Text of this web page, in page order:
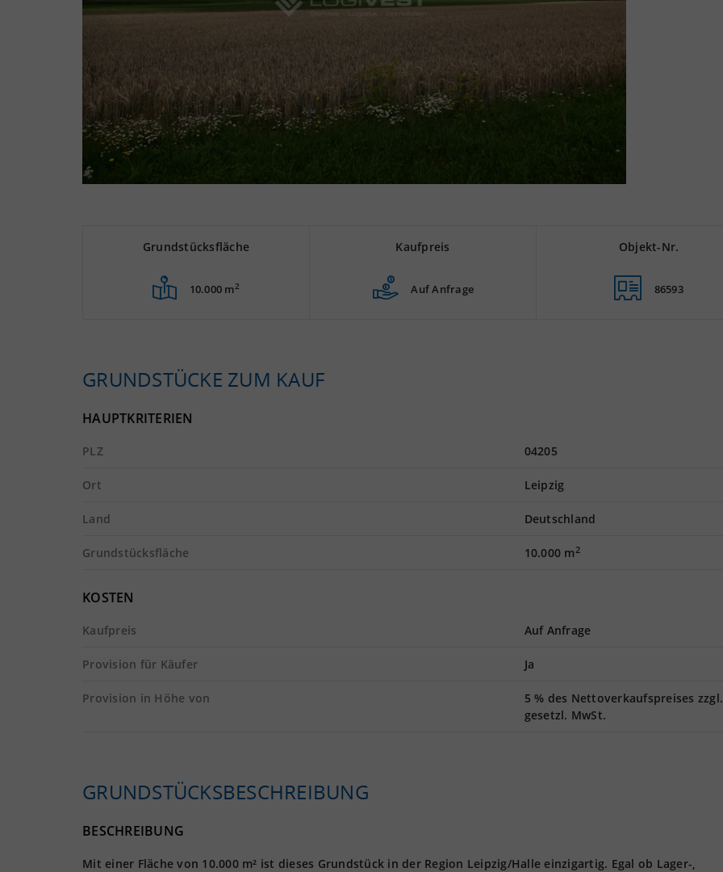
Grundstücksfläche
10.000 m2
Kaufpreis
Auf Anfrage
Objekt-Nr.
86593
GRUNDSTÜCKE ZUM KAUF
HAUPTKRITERIEN
PLZ 04205
Ort Leipzig
Land Deutschland
Grundstücksfläche 10.000 m2
KOSTEN
Kaufpreis Auf Anfrage
Provision für Käufer Ja
Provision in Höhe von
5 % des Nettoverkaufspreises zzgl.
gesetzl. MwSt.
GRUNDSTÜCKS­BESCHREIBUNG
BESCHREIBUNG
Mit einer Fläche von 10.000 m² ist dieses Grundstück in der Region Leipzig/Halle einzigartig. Egal ob Lager-,